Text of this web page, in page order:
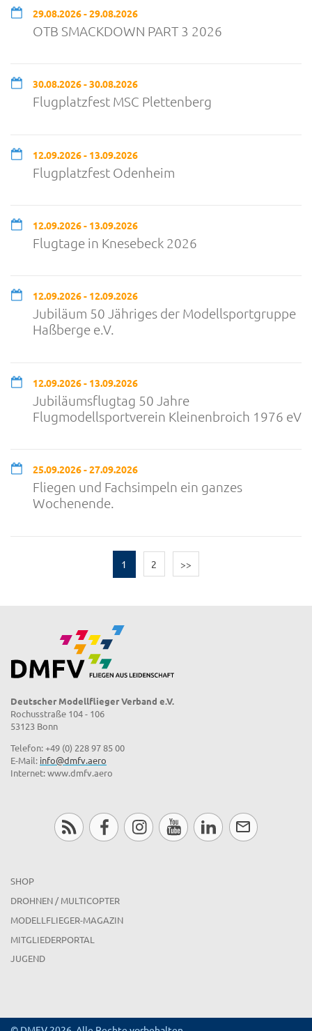
29.08.2026 - 29.08.2026
OTB SMACKDOWN PART 3 2026
30.08.2026 - 30.08.2026
Flugplatzfest MSC Plettenberg
12.09.2026 - 13.09.2026
Flugplatzfest Odenheim
12.09.2026 - 13.09.2026
Flugtage in Knesebeck 2026
12.09.2026 - 12.09.2026
Jubiläum 50 Jähriges der Modellsportgruppe
Haßberge e.V.
12.09.2026 - 13.09.2026
Jubiläumsflugtag 50 Jahre
Flugmodellsportverein Kleinenbroich 1976 eV
25.09.2026 - 27.09.2026
Fliegen und Fachsimpeln ein ganzes
Wochenende.
1 2 >>
Deutscher Modellflieger Verband e.V.
Rochusstraße 104 - 106
53123 Bonn
Telefon: +49 (0) 228 97 85 00
E-Mail: info@dmfv.aero
Internet: www.dmfv.aero
SHOP
DROHNEN / MULTICOPTER
MODELLFLIEGER-MAGAZIN
MITGLIEDERPORTAL
JUGEND